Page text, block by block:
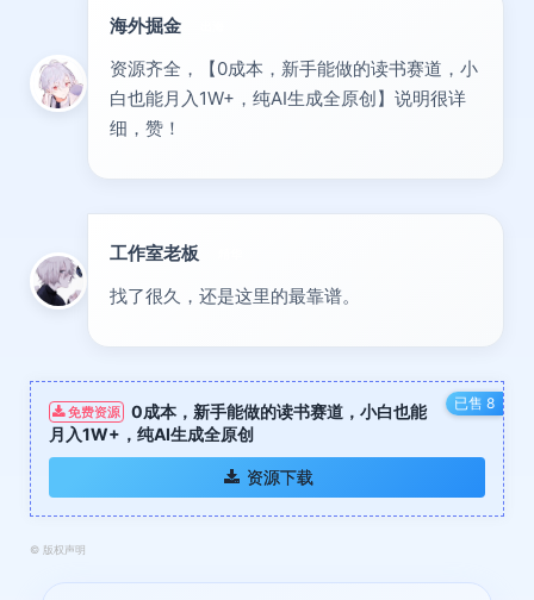
海外掘金
资源齐全，【0成本，新手能做的读书赛道，小
白也能月入1W+，纯AI生成全原创】说明很详
细，赞！
工作室老板
找了很久，还是这里的最靠谱。
已售 8
免费资源
0成本，新手能做的读书赛道，小白也能
月入1W+，纯AI生成全原创
资源下载
© 版权声明